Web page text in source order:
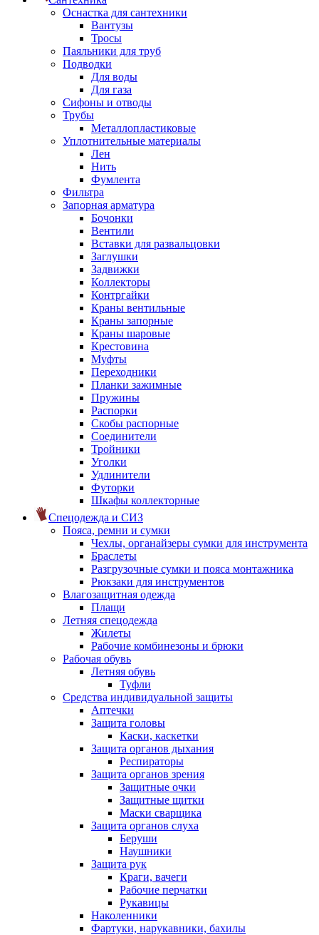
Оснастка для сантехники
Вантузы
Тросы
Паяльники для труб
Подводки
Для воды
Для газа
Сифоны и отводы
Трубы
Металлопластиковые
Уплотнительные материалы
Лен
Нить
Фумлента
Фильтра
Запорная арматура
Бочонки
Вентили
Вставки для развальцовки
Заглушки
Задвижки
Коллекторы
Контргайки
Краны вентильные
Краны запорные
Краны шаровые
Крестовина
Муфты
Переходники
Планки зажимные
Пружины
Распорки
Скобы распорные
Соединители
Тройники
Уголки
Удлинители
Футорки
Шкафы коллекторные
Спецодежда и СИЗ
Пояса, ремни и сумки
Чехлы, органайзеры сумки для инструмента
Браслеты
Разгрузочные сумки и пояса монтажника
Рюкзаки для инструментов
Влагозащитная одежда
Плащи
Летняя спецодежда
Жилеты
Рабочие комбинезоны и брюки
Рабочая обувь
Летняя обувь
Туфли
Средства индивидуальной защиты
Аптечки
Защита головы
Каски, каскетки
Защита органов дыхания
Респираторы
Защита органов зрения
Защитные очки
Защитные щитки
Маски сварщика
Защита органов слуха
Беруши
Наушники
Защита рук
Краги, вачеги
Рабочие перчатки
Рукавицы
Наколенники
Фартуки, нарукавники, бахилы